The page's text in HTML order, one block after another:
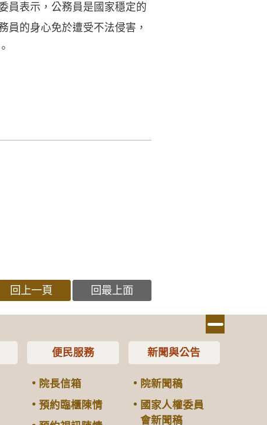
員表示，公務員是國家穩定的
員的身心免於遭受不法侵害，
回上一頁 回最上面
便民服務
院長信箱
預約臨櫃陳情
新聞與公告
院新聞稿
國家人權委員
會新聞稿